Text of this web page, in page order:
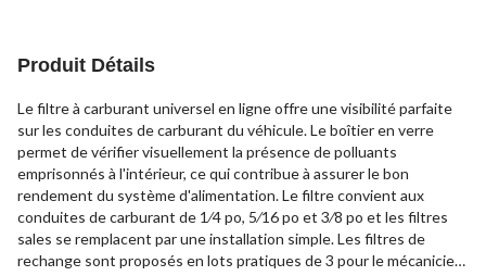
Produit Détails
Le filtre à carburant universel en ligne offre une visibilité parfaite
sur les conduites de carburant du véhicule. Le boîtier en verre
permet de vérifier visuellement la présence de polluants
emprisonnés à l'intérieur, ce qui contribue à assurer le bon
rendement du système d'alimentation. Le filtre convient aux
conduites de carburant de 1⁄4 po, 5⁄16 po et 3⁄8 po et les filtres
sales se remplacent par une installation simple. Les filtres de
rechange sont proposés en lots pratiques de 3 pour le mécanicien